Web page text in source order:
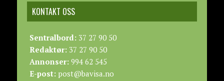
KONTAKT OSS
Sentralbord:37 27 90 50
Redaktør:37 27 90 50
Annonser:994 62 545
E-post:post@bavisa.no